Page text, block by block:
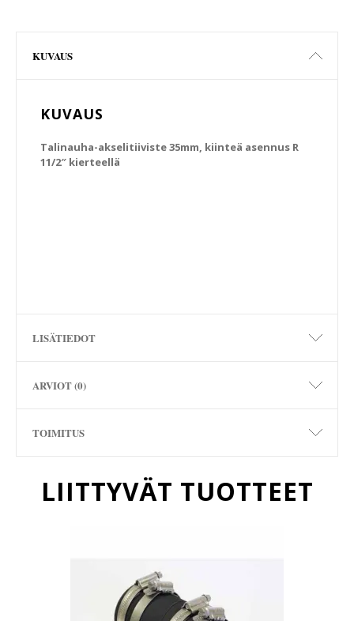
KUVAUS
KUVAUS
Talinauha-akselitiiviste 35mm, kiinteä asennus R
11/2″ kierteellä
LISÄTIEDOT
ARVIOT (0)
TOIMITUS
LIITTYVÄT TUOTTEET